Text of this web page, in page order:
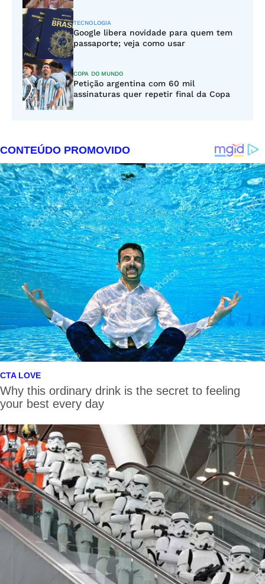
TECNOLOGIA
Google libera novidade para quem tem
passaporte; veja como usar
COPA DO MUNDO
Petição argentina com 60 mil
assinaturas quer repetir final da Copa